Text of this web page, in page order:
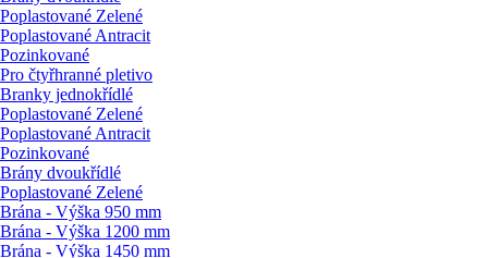
Poplastované Zelené
Poplastované Antracit
Pozinkované
Pro čtyřhranné pletivo
Branky jednokřídlé
Poplastované Zelené
Poplastované Antracit
Pozinkované
Brány dvoukřídlé
Poplastované Zelené
Brána - Výška 950 mm
Brána - Výška 1200 mm
Brána - Výška 1450 mm